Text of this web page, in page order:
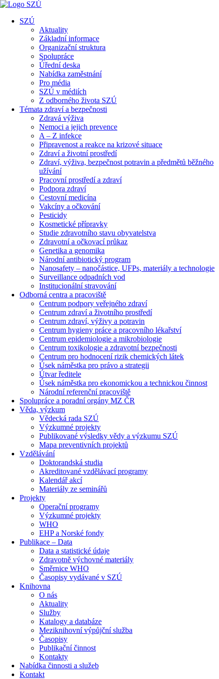
SZÚ
Aktuality
Základní informace
Organizační struktura
Spolupráce
Úřední deska
Nabídka zaměstnání
Pro média
SZÚ v médiích
Z odborného života SZÚ
Témata zdraví a bezpečnosti
Zdravá výživa
Nemoci a jejich prevence
A – Z infekce
Připravenost a reakce na krizové situace
Zdraví a životní prostředí
Zdraví, výživa, bezpečnost potravin a předmětů běžného
užívání
Pracovní prostředí a zdraví
Podpora zdraví
Cestovní medicína
Vakcíny a očkování
Pesticidy
Kosmetické přípravky
Studie zdravotního stavu obyvatelstva
Zdravotní a očkovací průkaz
Genetika a genomika
Národní antibiotický program
Nanosafety – nanočástice, UFPs, materiály a technologie
Surveillance odpadních vod
Institucionální stravování
Odborná centra a pracoviště
Centrum podpory veřejného zdraví
Centrum zdraví a životního prostředí
Centrum zdraví, výživy a potravin
Centrum hygieny práce a pracovního lékařství
Centrum epidemiologie a mikrobiologie
Centrum toxikologie a zdravotní bezpečnosti
Centrum pro hodnocení rizik chemických látek
Úsek náměstka pro právo a strategii
Útvar ředitele
Úsek náměstka pro ekonomickou a technickou činnost
Národní referenční pracoviště
Spolupráce a poradní orgány MZ ČR
Věda, výzkum
Vědecká rada SZÚ
Výzkumné projekty
Publikované výsledky vědy a výzkumu SZÚ
Mapa preventivních projektů
Vzdělávání
Doktorandská studia
Akreditované vzdělávací programy
Kalendář akcí
Materiály ze seminářů
Projekty
Operační programy
Výzkumné projekty
WHO
EHP a Norské fondy
Publikace – Data
Data a statistické údaje
Zdravotně výchovné materiály
Směrnice WHO
Časopisy vydávané v SZÚ
Knihovna
O nás
Aktuality
Služby
Katalogy a databáze
Meziknihovní výpůjční služba
Časopisy
Publikační činnost
Kontakty
Nabídka činnosti a služeb
Kontakt